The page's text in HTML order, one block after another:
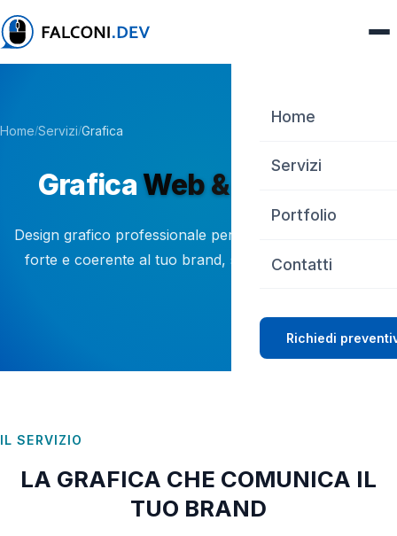
Home
Servizi
Web Design
Grafica
Portfolio
Contatti
Richiedi
Home/Servizi/Grafica
GraficaWeb & Cartacea
Design grafico professionale per dare un'identità visiva
forte e coerente al tuo brand, sia online che offline.
IL SERVIZIO
LA GRAFICA CHE COMUNICA IL
TUO BRAND